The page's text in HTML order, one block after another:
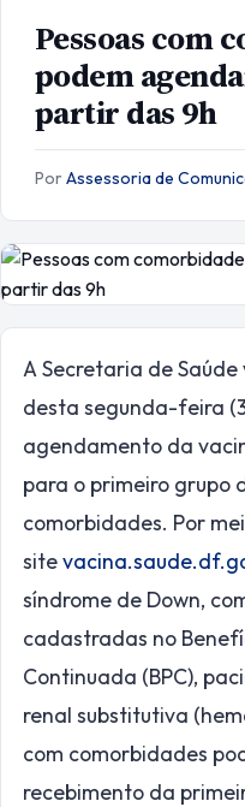
Pessoas com
podem
partir das 9h
PorAssessoria de
A Secretaria de
desta segunda-feira
agendamento da
para o primeiro grupo
comorbidades. Por
site
síndrome de Down,
cadastradas no
Continuada (BPC),
renal substitutiva
com comorbidades
recebimento da